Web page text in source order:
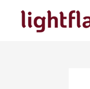
springen